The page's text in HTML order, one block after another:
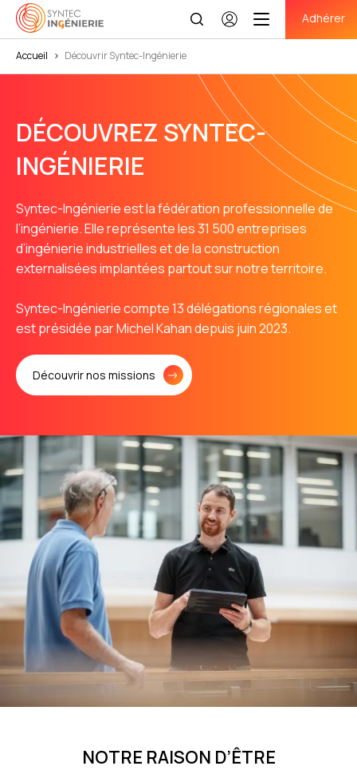
Se
Adhérer
Accueil > Découvrir Syntec-Ingénierie
DÉCOUVREZ SYNTEC-
INGÉNIERIE
Syntec-Ingénierie est la fédération professionnelle de
l’ingénierie. Elle représente les 31 500 entreprises
d’ingénierie industrielles et de la construction
externalisées implantées partout sur notre territoire.
Syntec-Ingénierie compte 13 délégations régionales et
est présidée par Michel Kahan depuis juin 2023.
Découvrir nos missions
NOTRE RAISON D’ÊTRE